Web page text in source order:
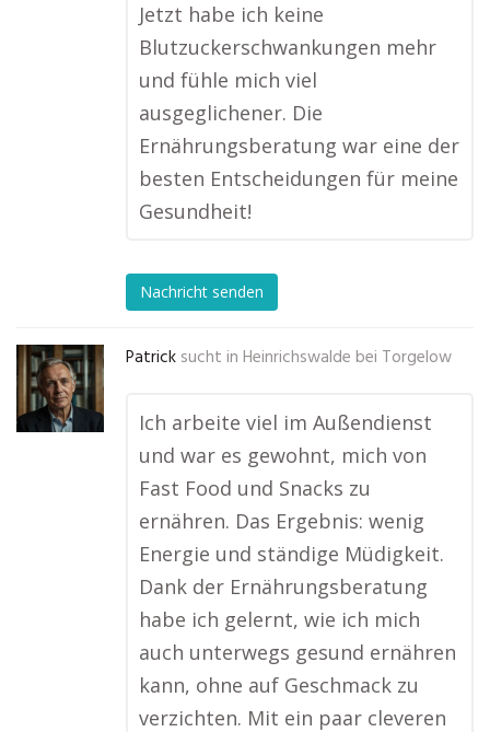
Jetzt habe ich keine
Blutzuckerschwankungen mehr
und fühle mich viel
ausgeglichener. Die
Ernährungsberatung war eine der
besten Entscheidungen für meine
Gesundheit!
Nachricht senden
Patrick sucht in Heinrichswalde bei Torgelow
Ich arbeite viel im Außendienst
und war es gewohnt, mich von
Fast Food und Snacks zu
ernähren. Das Ergebnis: wenig
Energie und ständige Müdigkeit.
Dank der Ernährungsberatung
habe ich gelernt, wie ich mich
auch unterwegs gesund ernähren
kann, ohne auf Geschmack zu
verzichten. Mit ein paar cleveren